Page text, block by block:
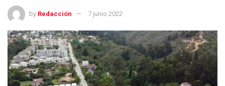
by Redacción 7 junio 2022